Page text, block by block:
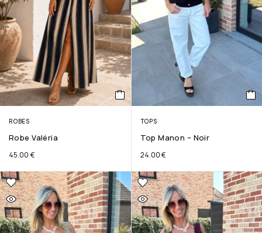
ROBES
Robe Valéria
45.00 €
TOPS
Top Manon – Noir
24.00€